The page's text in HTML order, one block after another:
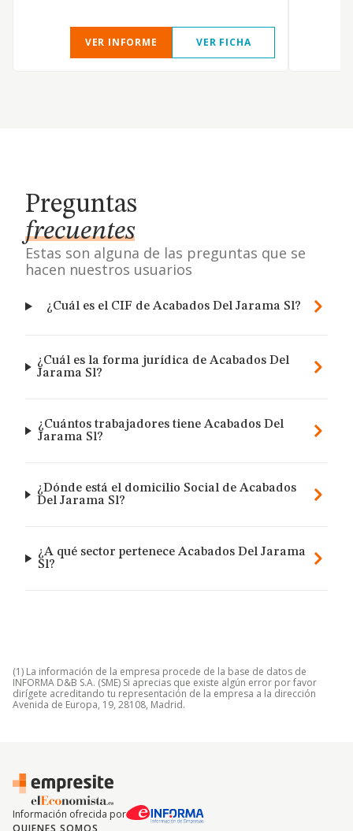
VER INFORME VER FICHA
Preguntas
frecuentes
Estas son alguna de las preguntas que se
hacen nuestros usuarios
¿Cuál es el CIF de Acabados Del Jarama Sl?
¿Cuál es la forma jurídica de Acabados Del
Jarama Sl?
¿Cuántos trabajadores tiene Acabados Del
Jarama Sl?
¿Dónde está el domicilio Social de Acabados
Del Jarama Sl?
¿A qué sector pertenece Acabados Del Jarama
Sl?
(1) La información de la empresa procede de la base de datos de
INFORMA D&B S.A. (SME) Si aprecias que existe algún error por favor
dirígete acreditando tu representación de la empresa a la dirección
Avenida de Europa, 19, 28108, Madrid.
Información ofrecida por
QUIENES SOMOS